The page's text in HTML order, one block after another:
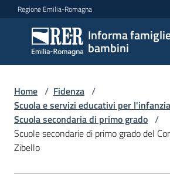
Vai al contenuto
Vai alla navigazione
Vai al footer
Regione Emilia-Romagna
Informa
bambini
Informa
famiglie
e
bambini
Argomenti
Home / Fidenza /
Scuola e servizi educativi per l'infanzia
Scuola secondaria di primo grado /
Scuole secondarie di primo grado del
Zibello